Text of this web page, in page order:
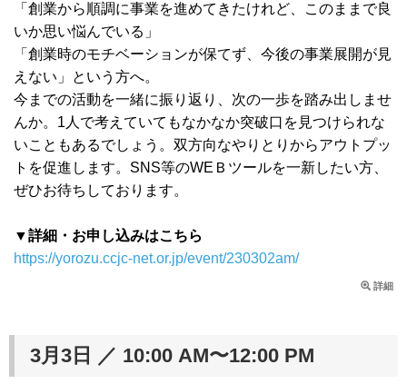
「創業から順調に事業を進めてきたけれど、このままで良
いか思い悩んでいる」
「創業時のモチベーションが保てず、今後の事業展開が見
えない」という方へ。
今までの活動を一緒に振り返り、次の一歩を踏み出しませ
んか。1人で考えていてもなかなか突破口を見つけられな
いこともあるでしょう。双方向なやりとりからアウトプッ
トを促進します。SNS等のWEＢツールを一新したい方、
ぜひお待ちしております。
▼詳細・お申し込みはこちら
https://yorozu.ccjc-net.or.jp/event/230302am/
詳細
3月3日 ／ 10:00 AM〜12:00 PM